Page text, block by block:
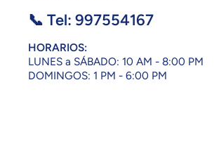
📞 Tel: 997554167
HORARIOS:
LUNES a SÁBADO: 10 AM - 8:00 PM
DOMINGOS: 1 PM - 6:00 PM